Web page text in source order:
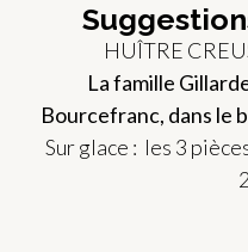
HUÎTRE
La famille
Bourcefranc, dans le
Sur glace : les 3